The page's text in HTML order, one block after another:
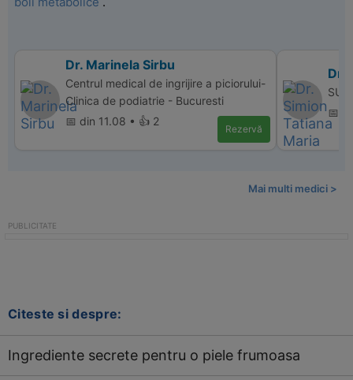
Dr. Marinela Sirbu
Centrul medical de ingrijire a piciorului-
Clinica de podiatrie - Bucuresti
📅 din 11.08 • 👍 2
Rezervă
Dr.
📅
Mai multi medici >
Citeste si despre:
Ingrediente secrete pentru o piele frumoasa